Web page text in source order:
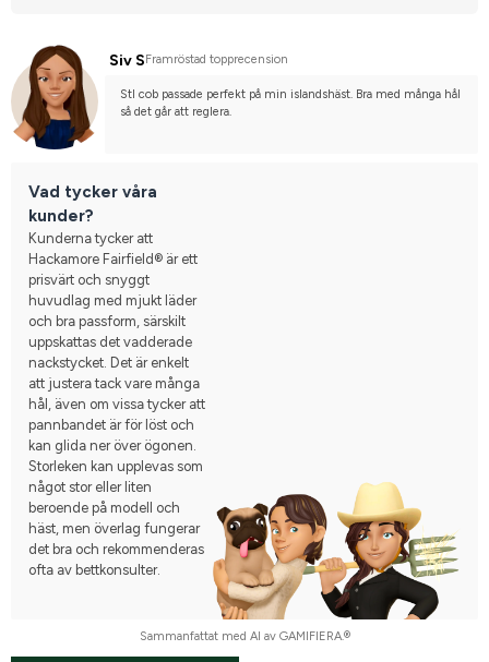
Siv S Framröstad topprecension
Stl cob passade perfekt på min islandshäst. Bra med många hål
så det går att reglera.
Vad tycker våra
kunder?
Kunderna tycker att
Hackamore Fairfield® är ett
prisvärt och snyggt
huvudlag med mjukt läder
och bra passform, särskilt
uppskattas det vadderade
nackstycket. Det är enkelt
att justera tack vare många
hål, även om vissa tycker att
pannbandet är för löst och
kan glida ner över ögonen.
Storleken kan upplevas som
något stor eller liten
beroende på modell och
häst, men överlag fungerar
det bra och rekommenderas
ofta av bettkonsulter.
Sammanfattat med AI av GAMIFIERA.®